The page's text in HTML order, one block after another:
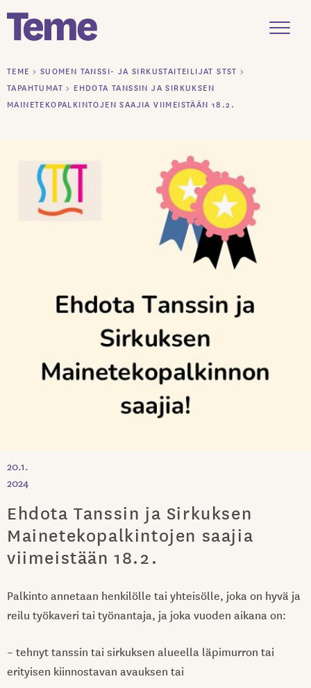
Siirry
sisältöön
TEME > SUOMEN TANSSI- JA SIRKUSTAITEILIJAT STST >
TAPAHTUMAT > EHDOTA TANSSIN JA SIRKUKSEN
MAINETEKOPALKINTOJEN SAAJIA VIIMEISTÄÄN 18.2.
20.1.
2024
Ehdota Tanssin ja Sirkuksen
Mainetekopalkintojen saajia
viimeistään 18.2.
Palkinto annetaan henkilölle tai yhteisölle, joka on hyvä ja
reilu työkaveri tai työnantaja, ja joka vuoden aikana on:
– tehnyt tanssin tai sirkuksen alueella läpimurron tai
erityisen kiinnostavan avauksen tai